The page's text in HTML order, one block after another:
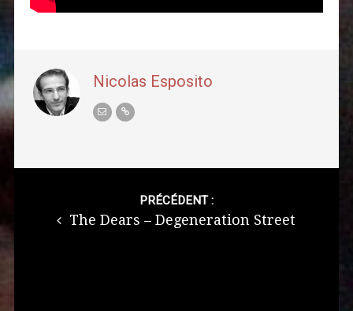
Nicolas Esposito
PRÉCÉDENT :
The Dears – Degeneration Street